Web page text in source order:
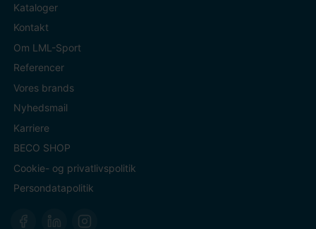
Kataloger
Kontakt
Om LML-Sport
Referencer
Vores brands
Nyhedsmail
Karriere
BECO SHOP
Cookie- og privatlivspolitik
Persondatapolitik